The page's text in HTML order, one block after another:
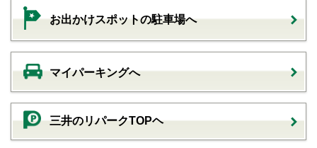
お出かけスポットの駐車場へ
マイパーキングへ
三井のリパークTOPヘ